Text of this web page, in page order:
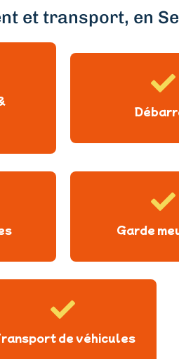
et transport, en
Garde
de véhicules